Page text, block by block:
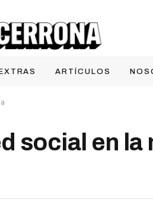
EXTRAS ARTÍCULOS
social en la